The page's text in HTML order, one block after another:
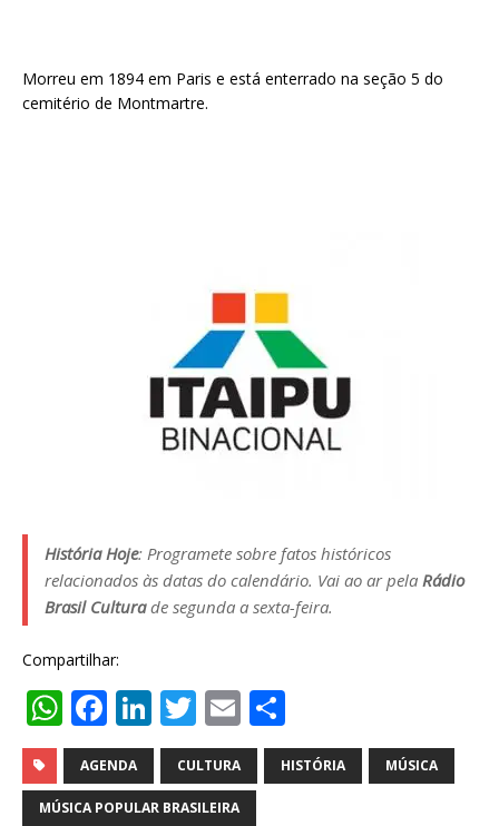
Morreu em 1894 em Paris e está enterrado na seção 5 do
cemitério de Montmartre.
História Hoje: Programete sobre fatos históricos
relacionados às datas do calendário. Vai ao ar pela Rádio
Brasil Culturade segunda a sexta-feira.
Compartilhar:
W
h
at
s
F
a
c
e
Li
n
k
e
T
w
it
te
E
m
ai
h
ar
AGENDA CULTURA HISTÓRIA MÚSICA
MÚSICA POPULAR BRASILEIRA